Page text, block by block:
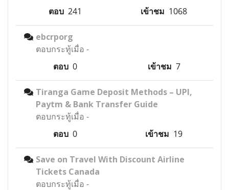
ตอบ 241 เข้าชม 1068
ebcrporg
ตอบกระทู้เมื่อ -
ตอบ 0 เข้าชม 7
Tiranga Game Deposit Methods – UPI,
Paytm & Bank Transfer Guide
ตอบกระทู้เมื่อ -
ตอบ 0 เข้าชม 19
Save on Travel With Discount Airline
Tickets Canada
ตอบกระทู้เมื่อ -